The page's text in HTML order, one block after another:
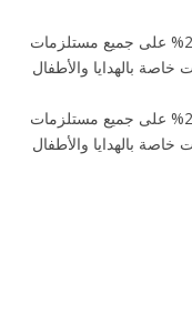
كود خصم هاي واي يطرح خصومات تصل إلى 20% على جميع مستلزمات
بالهدايا والأطفال
كود خصم هاي واي يطرح خصومات تصل إلى 20% على جميع مستلزمات
بالهدايا والأطفال